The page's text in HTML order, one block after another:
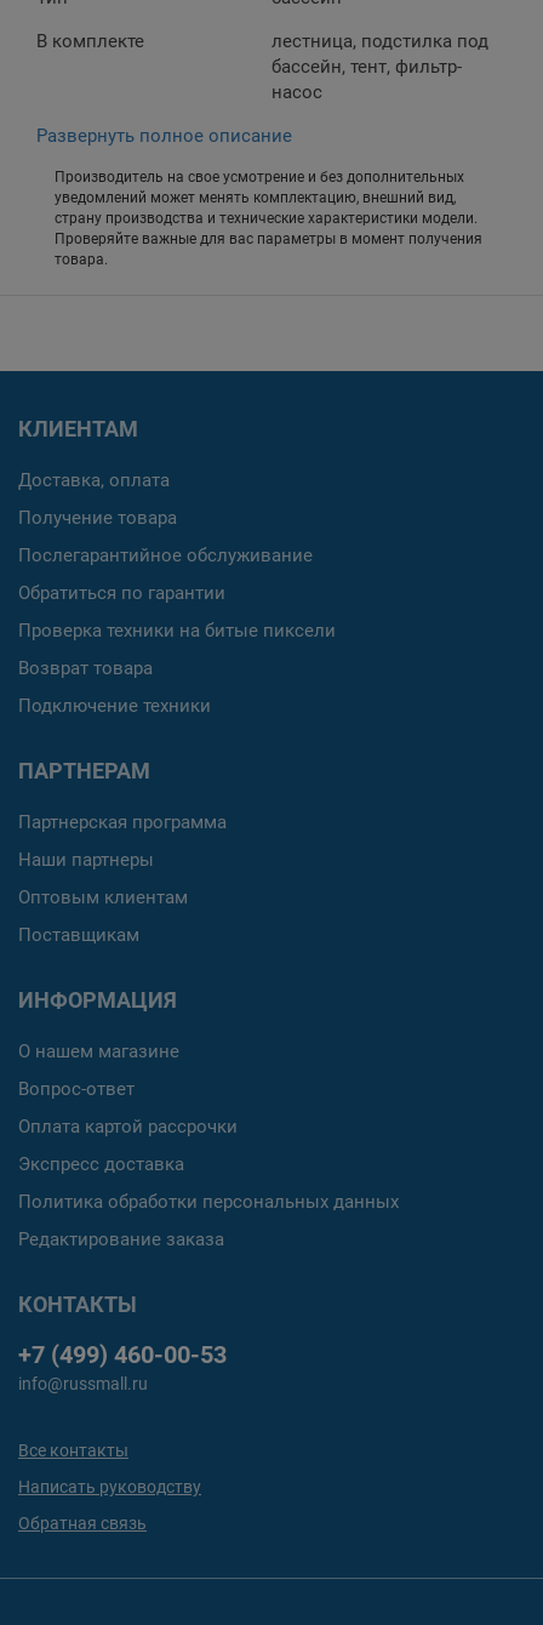
В комплекте
лестница, подстилка под
бассейн, тент, фильтр-
насос
Развернуть полное описание
Производитель на свое усмотрение и без дополнительных
уведомлений может менять комплектацию, внешний вид,
страну производства и технические характеристики модели.
Проверяйте важные для вас параметры в момент получения
товара.
КЛИЕНТАМ
Доставка, оплата
Получение товара
Послегарантийное обслуживание
Обратиться по гарантии
Проверка техники на битые пиксели
Возврат товара
Подключение техники
ПАРТНЕРАМ
Партнерская программа
Наши партнеры
Оптовым клиентам
Поставщикам
ИНФОРМАЦИЯ
О нашем магазине
Вопрос-ответ
Оплата картой рассрочки
Экспресс доставка
Политика обработки персональных данных
Редактирование заказа
КОНТАКТЫ
+7 (499) 460-00-53
info@russmall.ru
Все контакты
Написать руководству
Обратная связь